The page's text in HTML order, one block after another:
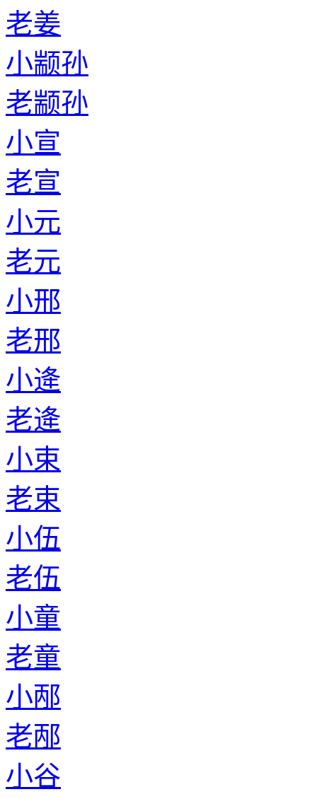
老姜
小颛孙
老颛孙
小宣
老宣
小元
老元
小邢
老邢
小逄
老逄
小束
老束
小伍
老伍
小童
老童
小邴
老邴
小谷